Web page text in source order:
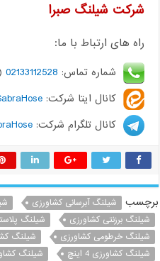
شرکت شیلنگ صبرا
راه های ارتباط با ما:
شماره تماس: 02133112528
کانال ایتا شرکت:
کانال تلگرام شرکت:
برچسب شیلنگ آبرسانی کشاورزی
شیلنگ برزنتی کشاورزی
شیلنگ
شیلنگ خرطومی کشاورزی
شیلنگ
شیلنگ کشاورزی 4 اینچ
شیلنگ